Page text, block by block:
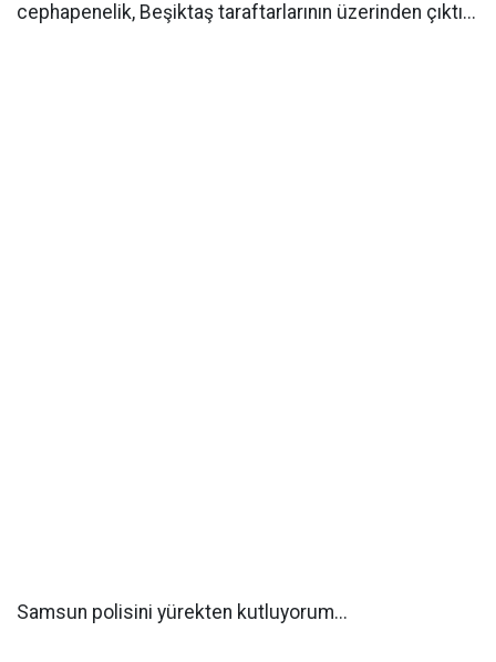
cephapenelik, Beşiktaş taraftarlarının üzerinden çıktı...
Samsun polisini yürekten kutluyorum...